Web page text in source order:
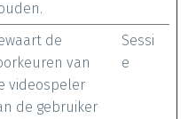
de
van
videospeler
de gebruiker
Sessi
e